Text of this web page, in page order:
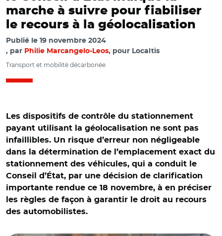
marche à suivre pour fiabiliser
le recours à la géolocalisation
Publié le 19 novembre 2024
par Philie Marcangelo-Leos, pour Localtis
Transport et mobilité décarbonée
Les dispositifs de contrôle du stationnement
payant utilisant la géolocalisation ne sont pas
infaillibles. Un risque d’erreur non négligeable
dans la détermination de l’emplacement exact du
stationnement des véhicules, qui a conduit le
Conseil d’État, par une décision de clarification
importante rendue ce 18 novembre, à en préciser
les règles de façon à garantir le droit au recours
des automobilistes.